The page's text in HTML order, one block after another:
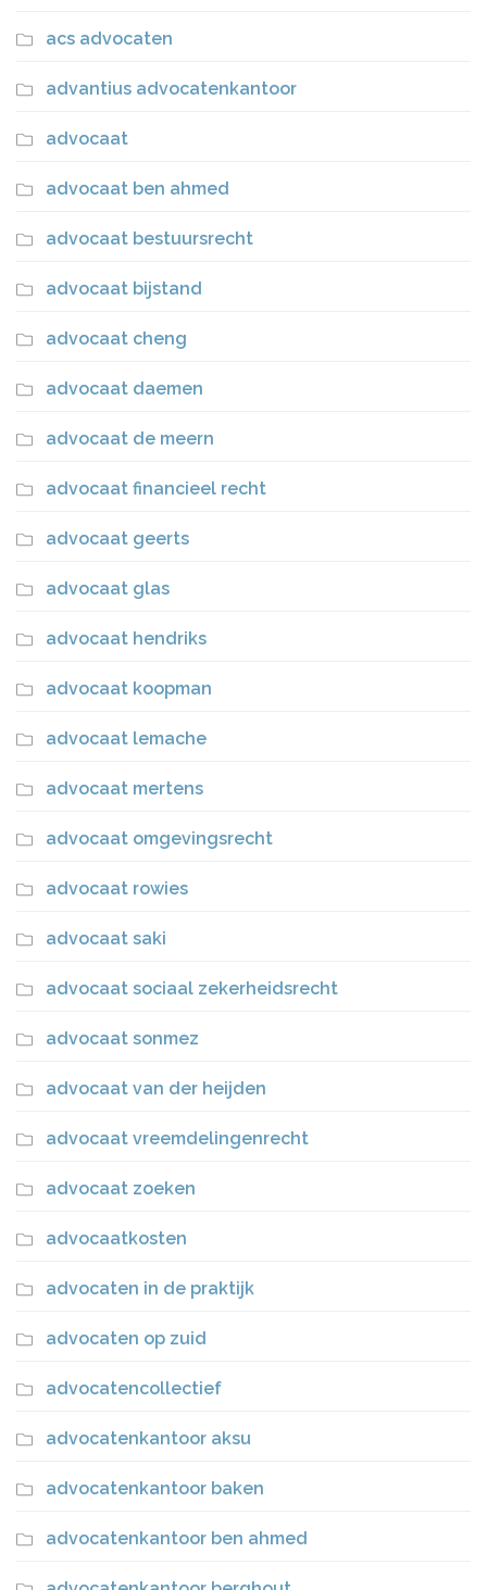
acs advocaten
advantius advocatenkantoor
advocaat
advocaat ben ahmed
advocaat bestuursrecht
advocaat bijstand
advocaat cheng
advocaat daemen
advocaat de meern
advocaat financieel recht
advocaat geerts
advocaat glas
advocaat hendriks
advocaat koopman
advocaat lemache
advocaat mertens
advocaat omgevingsrecht
advocaat rowies
advocaat saki
advocaat sociaal zekerheidsrecht
advocaat sonmez
advocaat van der heijden
advocaat vreemdelingenrecht
advocaat zoeken
advocaatkosten
advocaten in de praktijk
advocaten op zuid
advocatencollectief
advocatenkantoor aksu
advocatenkantoor baken
advocatenkantoor ben ahmed